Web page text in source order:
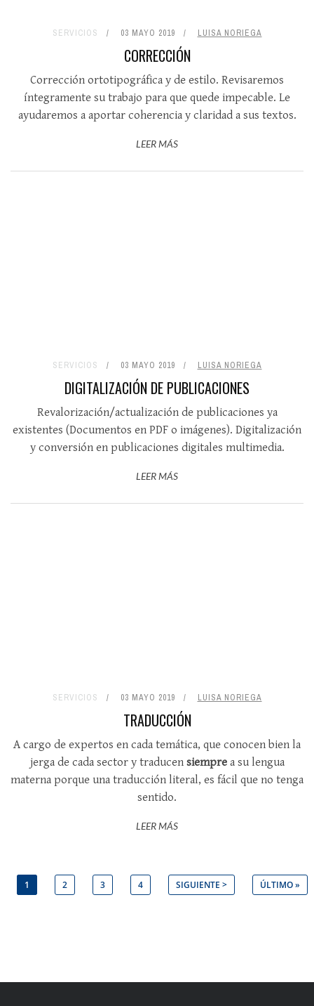
SERVICIOS 03 MAYO 2019 LUISA NORIEGA
CORRECCIÓN
Corrección ortotipográfica y de estilo. Revisaremos
íntegramente su trabajo para que quede impecable. Le
ayudaremos a aportar coherencia y claridad a sus textos.
LEER MÁS
SERVICIOS 03 MAYO 2019 LUISA NORIEGA
DIGITALIZACIÓN DE PUBLICACIONES
Revalorización/actualización de publicaciones ya
existentes (Documentos en PDF o imágenes). Digitalización
y conversión en publicaciones digitales multimedia.
LEER MÁS
SERVICIOS 03 MAYO 2019 LUISA NORIEGA
TRADUCCIÓN
A cargo de expertos en cada temática, que conocen bien la
jerga de cada sector y traducen siempre a su lengua
materna porque una traducción literal, es fácil que no tenga
sentido.
LEER MÁS
Páginas
1 2 3 4 SIGUIENTE > ÚLTIMO »